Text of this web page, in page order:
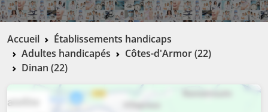
Accueil
Établissements handicaps
Adultes handicapés
Côtes-d'Armor (22)
Dinan (22)